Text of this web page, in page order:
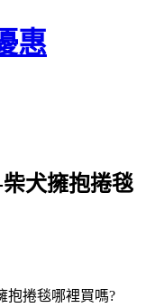
惠
犬擁抱捲毯
抱捲毯哪裡買嗎?